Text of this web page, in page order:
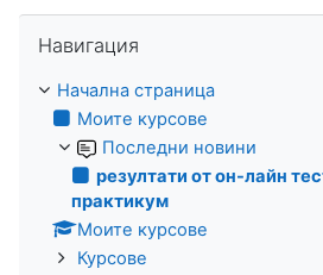
Навигация
Начална страница
Моите курсове
Последни новини
резултати от он-лайн
практикум
Моите курсове
Курсове